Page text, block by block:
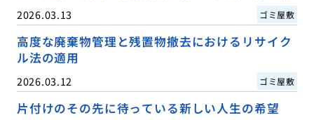
2026.03.13 ゴミ屋敷
高度な廃棄物管理と残置物撤去におけるリサイク
ル法の適用
2026.03.12 ゴミ屋敷
片付けのその先に待っている新しい人生の希望